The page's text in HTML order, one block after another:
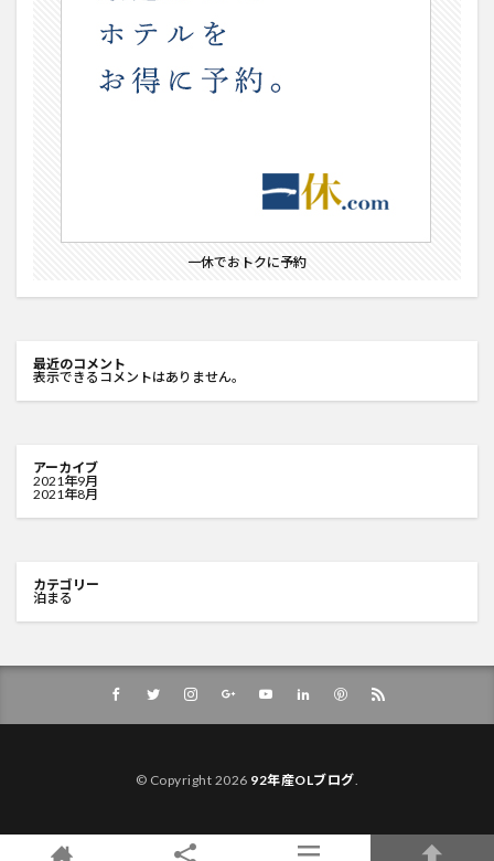
一休でおトクに予約
最近のコメント
表示できるコメントはありません。
アーカイブ
2021年9月
2021年8月
カテゴリー
泊まる
© Copyright 2026 92年産OLブログ